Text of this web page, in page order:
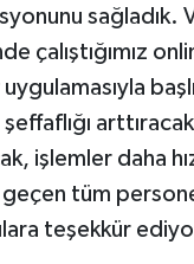
sağladık.
çalıştığımız
işlemler daha
tüm
teşekkür